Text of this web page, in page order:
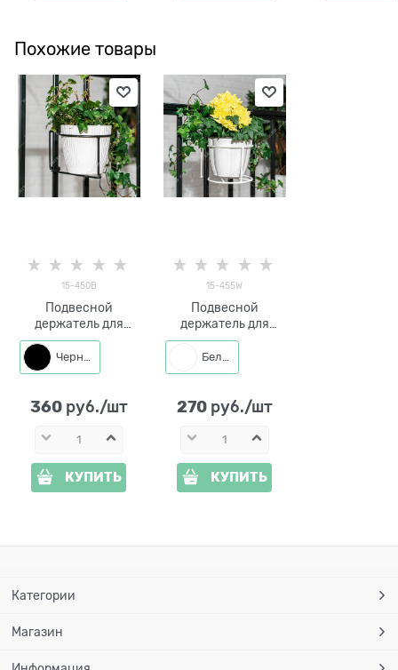
Похожие товары
15-450B
Подвесной
держатель для
кашпо 15-450 d=17
см металл
Черный
360 руб./шт
КУПИТЬ
15-455W
Подвесной
держатель для
кашпо 15-455 d=16
см металл
Белый
270 руб./шт
КУПИТЬ
Категории
Магазин